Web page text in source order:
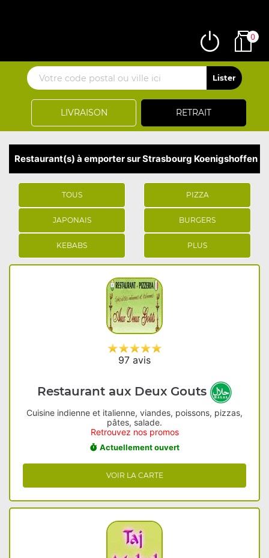
LIVRAISON RETRAIT
0
Restaurant(s) à emporter sur Strasbourg Koenigshoffen
TOUS PIZZA
JAPONAIS BURGERS
KEBABS PLUS
97 avis
Restaurant aux Deux Gouts
Cuisine indienne et italienne, viandes, poissons, pizzas,
pâtes, salade.
Retrouvez nos promos
Actuellement ouvert
VOIR LA CARTE